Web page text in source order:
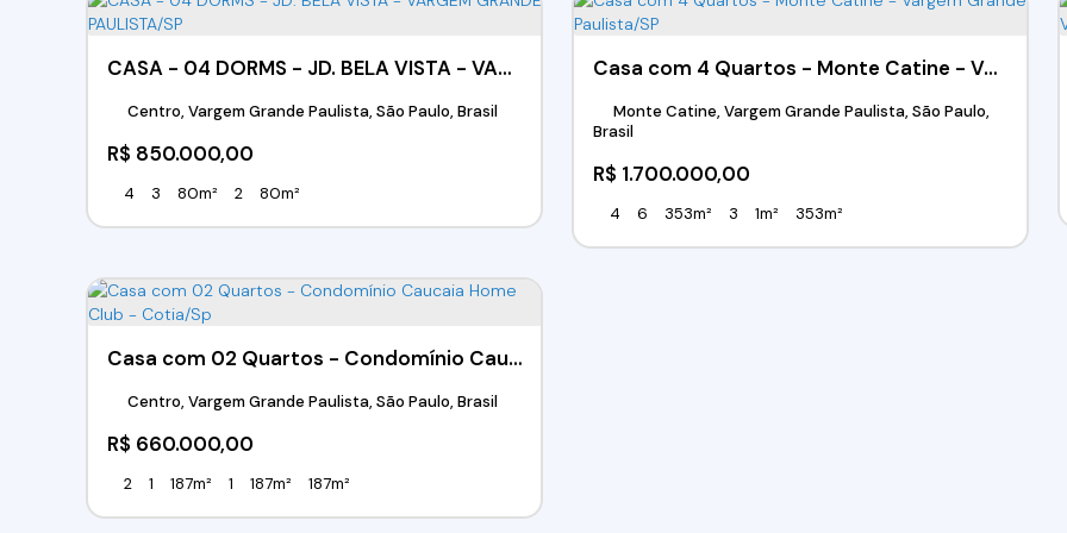
CASA - 04 DORMS - JD. BELA VISTA - VARGEM GRANDE PAULISTA/SP
R$ 850.000,00
Centro, Vargem Grande Paulista, São Paulo, Brasil
4 3 80m² 2 80m²
Casa com 4 Quartos - Monte Catine - Vargem Grande Paulista/SP
R$ 1.700.000,00
Monte Catine, Vargem Grande Paulista, São Paulo,
Brasil
4 6 353m² 3 1m² 353m²
Casa com 02 Quartos - Condomínio Caucaia Home Club - Cotia/Sp
R$ 660.000,00
Centro, Vargem Grande Paulista, São Paulo, Brasil
2 1 187m² 1 187m² 187m²